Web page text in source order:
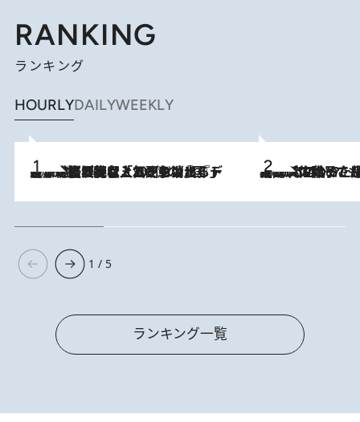
RANKING
ランキング
HOURLYDAILYWEEKLY
2026.8.5
【なぜ吉沢亮は「気配を消せる」のか？】興行収入208億の『国宝』を経て挑むミュージカル『ディア・エヴァン・ハンセン』。トップ俳優が舞台上でさらけ出した“孤独”とは 2026.8.5
【阿川佐和子さんの年とる力】なぜ70代で始めた趣味は“こんなに楽しい”のか？ ピアノ、俳句…スランプに陥っても続けられる“ある秘訣”とは
1 / 5
ランキング一覧